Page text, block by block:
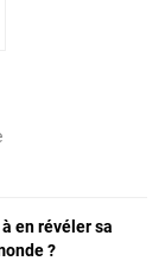
en révéler sa
?